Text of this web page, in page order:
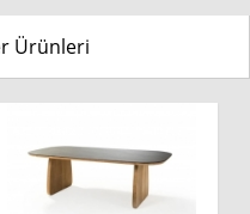
Ürünleri